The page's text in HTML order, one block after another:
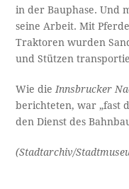
in der Bauphase. Und
seine Arbeit. Mit
Traktoren wurden
und Stützen
Wie die Innsbrucker
berichteten, war „fast
den Dienst des
(Stadtarchiv/